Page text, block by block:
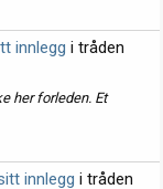
innlegg i tråden
her forleden. Et
innlegg i tråden